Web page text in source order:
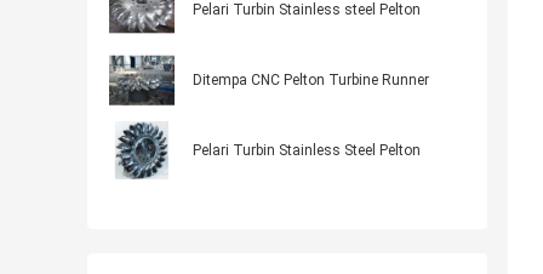
Pelari Turbin Stainless steel Pelton
Ditempa CNC Pelton Turbine Runner
Pelari Turbin Stainless Steel Pelton